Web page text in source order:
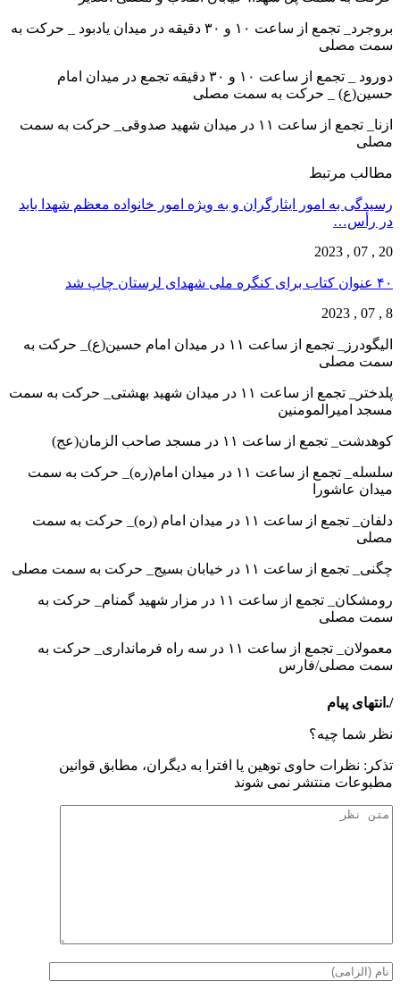
بروجرد_ تجمع از ساعت ۱۰ و ۳۰ دقیقه در میدان یادبود _ حرکت به
سمت مصلی
دورود _ تجمع از ساعت ۱۰ و ۳۰ دقیقه تجمع در میدان امام
حسین(ع) _ حرکت به سمت مصلی
ازنا_ تجمع از ساعت ۱۱ در میدان شهید صدوقی_ حرکت به سمت
مصلی
مطالب مرتبط
رسیدگی به امور ایثارگران و به ویژه امور خانواده معظم شهدا باید
در رأس…
20 , 07 , 2023
۴۰ عنوان کتاب برای کنگره ملی شهدای لرستان چاپ شد
8 , 07 , 2023
الیگودرز_ تجمع از ساعت ۱۱ در میدان امام حسین(ع)_ حرکت به
سمت مصلی
پلدختر_ تجمع از ساعت ۱۱ در میدان شهید بهشتی_ حرکت به سمت
مسجد امیرالمومنین
کوهدشت_ تجمع از ساعت ۱۱ در مسجد صاحب الزمان(عج)
سلسله_ تجمع از ساعت ۱۱ در میدان امام(ره)_ حرکت به سمت
میدان عاشورا
دلفان_ تجمع از ساعت ۱۱ در میدان امام (ره)_ حرکت به سمت
مصلی
چگنی_ تجمع از ساعت ۱۱ در خیابان بسیج_ حرکت به سمت مصلی
رومشکان_ تجمع از ساعت ۱۱ در مزار شهید گمنام_ حرکت به
سمت مصلی
معمولان_ تجمع از ساعت ۱۱ در سه راه فرمانداری_ حرکت به
سمت مصلی/فارس
/.انتهای پیام
نظر شما چیه؟
تذكر: نظرات حاوی توهين يا افترا به ديگران، مطابق قوانين
مطبوعات منتشر نمی شوند